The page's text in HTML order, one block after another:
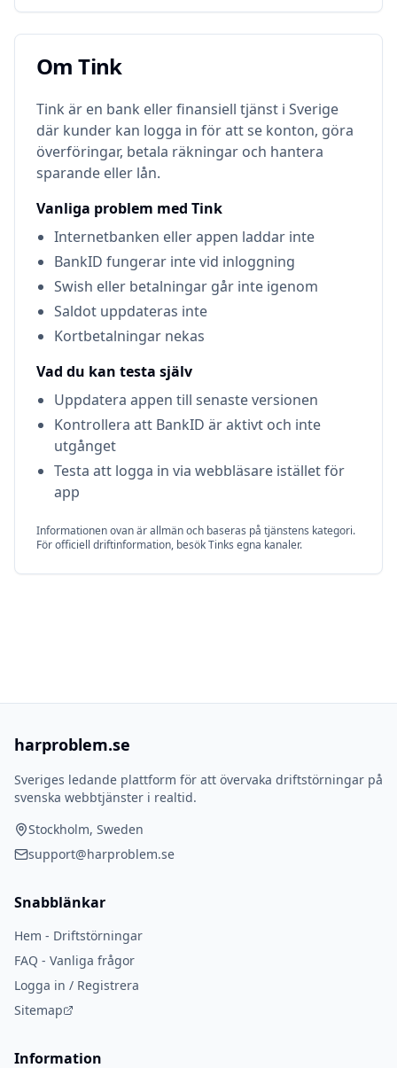
Om
OmTink
Tink är en bank eller finansiell tjänst i Sverige
där kunder kan logga in för att se konton, göra
överföringar, betala räkningar och hantera
sparande eller lån.
Vanliga problem med Tink
Internetbanken eller appen laddar inte
BankID fungerar inte vid inloggning
Swish eller betalningar går inte igenom
Saldot uppdateras inte
Kortbetalningar nekas
Vad du kan testa själv
Uppdatera appen till senaste versionen
Kontrollera att BankID är aktivt och inte
utgånget
Testa att logga in via webbläsare istället för
app
Informationen ovan är allmän och baseras på tjänstens kategori.
För officiell driftinformation, besökTinks egna kanaler.
harproblem.se
Sveriges ledande plattform för att övervaka driftstörningar på
svenska webbtjänster i realtid.
Stockholm, Sweden
support@harproblem.se
Snabblänkar
Hem - Driftstörningar
FAQ - Vanliga frågor
Logga in / Registrera
Sitemap
Information